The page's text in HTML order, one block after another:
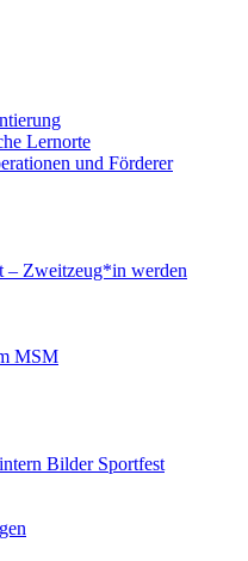
Lernorte
und Förderer
– Zweitzeug*in werden
MSM
Bilder Sportfest